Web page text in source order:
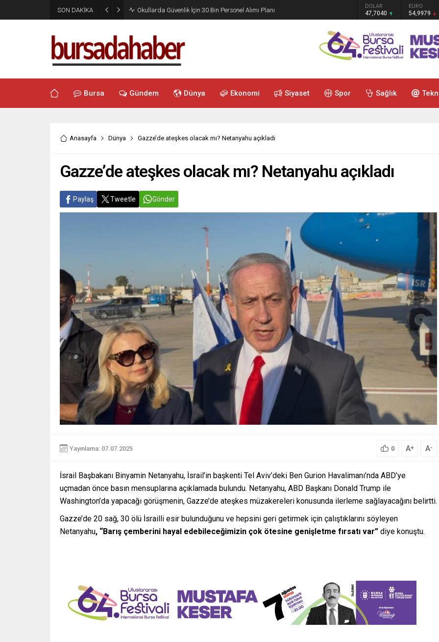
SON DAKİKA Okullarda Güvenlik İçin 30 Bin Personel Alımı Planı DOLAR
47,7040
EURO
54,9979
Bursa Gündem Dünya Ekonomi Siyaset Spor Sağlık
Anasayfa Dünya Gazze’de ateşkes olacak mı? Netanyahu açıkladı
Gazze’de ateşkes olacak mı? Netanyahu açıkladı
Paylaş Tweetle Gönder
Yayınlama: 07.07.2025 0 A+ A-
İsrail Başbakanı Binyamin Netanyahu, İsrail’in başkenti Tel Aviv’deki Ben Gurion Havalimanı’nda ABD’ye
uçmadan önce basın mensuplarına açıklamada bulundu. Netanyahu, ABD Başkanı Donald Trump ile
Washington’da yapacağı görüşmenin, Gazze’de ateşkes müzakereleri konusunda ilerleme sağlayacağını belirtti.
Gazze’de 20 sağ, 30 ölü İsrailli esir bulunduğunu ve hepsini geri getirmek için çalıştıklarını söyleyen
Netanyahu, “Barış çemberini hayal edebileceğimizin çok ötesine genişletme fırsatı var” diye konuştu.